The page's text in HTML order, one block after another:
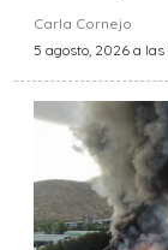
Carla Cornejo
5 agosto, 2026 a las